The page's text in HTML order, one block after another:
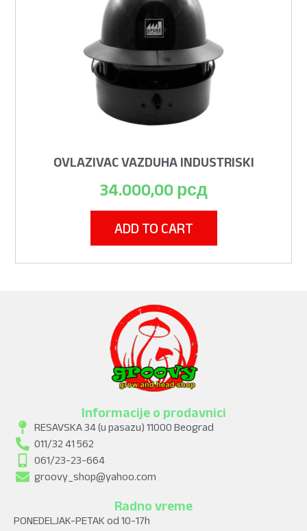
OVLAZIVAC VAZDUHA INDUSTRISKI
34.000,00 рсд
ADD TO CART
Informacije o prodavnici
RESAVSKA 34 (u pasazu) 11000 Beograd
011/32 41 562
061/23-23-664
groovy_shop@yahoo.com
Radno vreme
PONEDELJAK-PETAK od 10-17h